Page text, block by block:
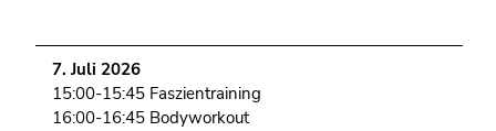
7. Juli 2026
15:00-15:45 Faszientraining
16:00-16:45 Bodyworkout